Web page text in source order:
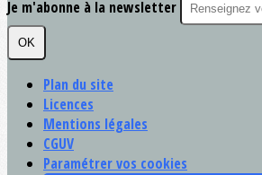
Je m'abonne à la newsletter
OK
Plan du site
Licences
Mentions légales
CGUV
Paramétrer vos cookies